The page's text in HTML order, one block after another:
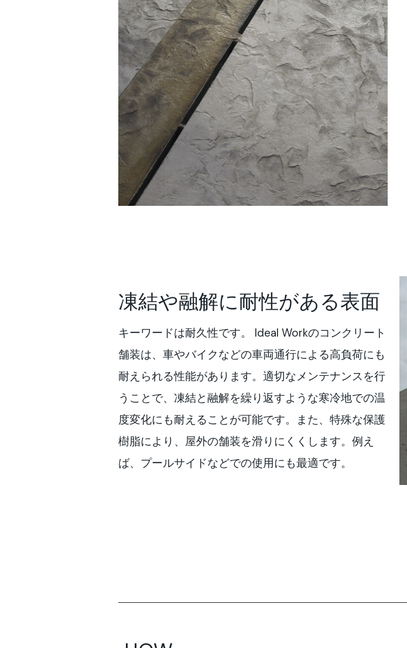
凍結や融解に耐性がある表面
キーワードは耐久性です。 Ideal Workのコンクリート
舗装は、車やバイクなどの車両通行による高負荷にも
耐えられる性能があります。適切なメンテナンスを行
うことで、凍結と融解を繰り返すような寒冷地での温
度変化にも耐えることが可能です。また、特殊な保護
樹脂により、屋外の舗装を滑りにくくします。例え
ば、プールサイドなどでの使用にも最適です。